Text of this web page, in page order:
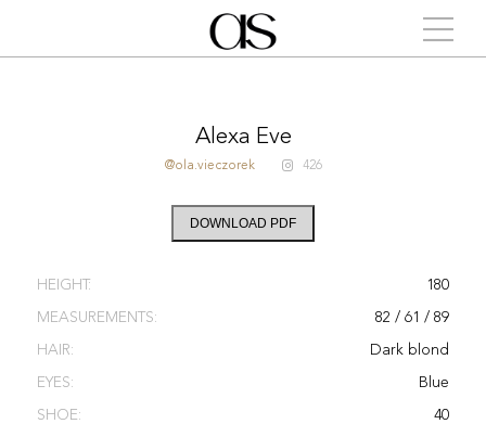
Alexa Eve
@ola.vieczorek 426
DOWNLOAD PDF
HEIGHT: 180
MEASUREMENTS: 82 / 61 / 89
HAIR: Dark blond
EYES: Blue
SHOE: 40